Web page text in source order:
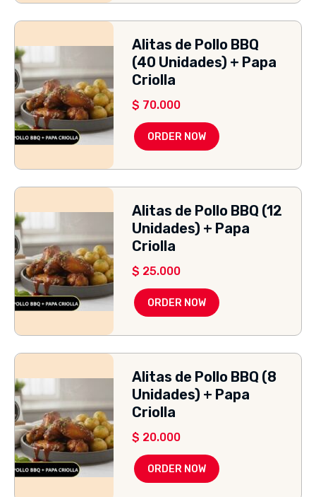
Alitas de Pollo BBQ
(40 Unidades) + Papa
Criolla
$ 70.000
ORDER NOW
Alitas de Pollo BBQ (12
Unidades) + Papa
Criolla
$ 25.000
ORDER NOW
Alitas de Pollo BBQ (8
Unidades) + Papa
Criolla
$ 20.000
ORDER NOW